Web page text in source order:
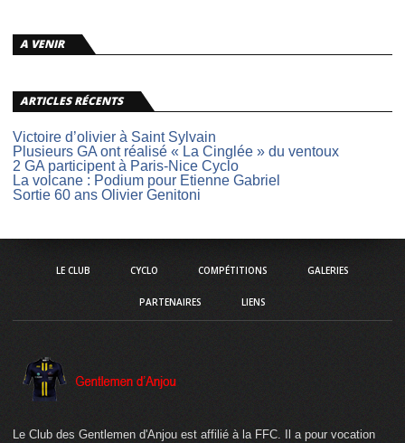
A VENIR
ARTICLES RÉCENTS
Victoire d’olivier à Saint Sylvain
Plusieurs GA ont réalisé « La Cinglée » du ventoux
2 GA participent à Paris-Nice Cyclo
La volcane : Podium pour Etienne Gabriel
Sortie 60 ans Olivier Genitoni
LE CLUB CYCLO COMPÉTITIONS GALERIES
PARTENAIRES LIENS
Le Club des Gentlemen d'Anjou est affilié à la FFC. Il a pour vocation